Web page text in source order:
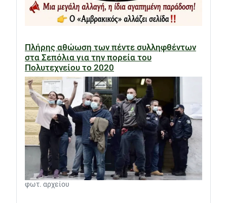
Πλήρης αθώωση των πέντε συλληφθέντων
στα Σεπόλια για την πορεία του
Πολυτεχνείου το 2020
φωτ. αρχείου